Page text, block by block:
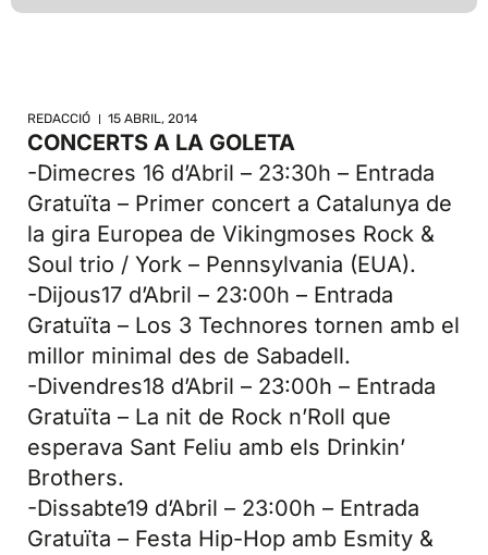
REDACCIÓ 15 ABRIL, 2014
CONCERTS A LA GOLETA
-Dimecres 16 d’Abril – 23:30h – Entrada
Gratuïta – Primer concert a Catalunya de
la gira Europea de Vikingmoses Rock &
Soul trio / York – Pennsylvania (EUA).
-Dijous17 d’Abril – 23:00h – Entrada
Gratuïta – Los 3 Technores tornen amb el
millor minimal des de Sabadell.
-Divendres18 d’Abril – 23:00h – Entrada
Gratuïta – La nit de Rock n’Roll que
esperava Sant Feliu amb els Drinkin’
Brothers.
-Dissabte19 d’Abril – 23:00h – Entrada
Gratuïta – Festa Hip-Hop amb Esmity &